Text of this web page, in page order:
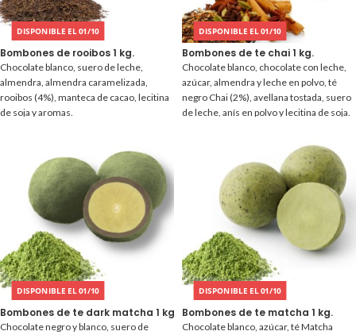
DISPONIBLE EL 01/10
Bombones de rooibos 1 kg.
Chocolate blanco, suero de leche,
almendra, almendra caramelizada,
rooibos (4%), manteca de cacao, lecitina
de soja y aromas.
DISPONIBLE EL 01/10
Bombones de te chai 1 kg.
Chocolate blanco, chocolate con leche,
azúcar, almendra y leche en polvo, té
negro Chai (2%), avellana tostada, suero
de leche, anís en polvo y lecitina de soja.
DISPONIBLE EL 01/10
Bombones de te dark matcha 1 kg.
Chocolate negro y blanco, suero de
DISPONIBLE EL 01/10
Bombones de te matcha 1 kg.
Chocolate blanco, azúcar, té Matcha